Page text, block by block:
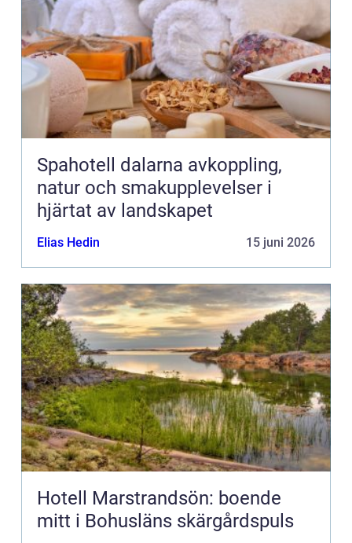
Spahotell dalarna avkoppling,
natur och smakupplevelser i
hjärtat av landskapet
Elias Hedin 15 juni 2026
Hotell Marstrandsön: boende
mitt i Bohusläns skärgårdspuls